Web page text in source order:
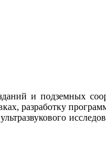
и подземных
разработку